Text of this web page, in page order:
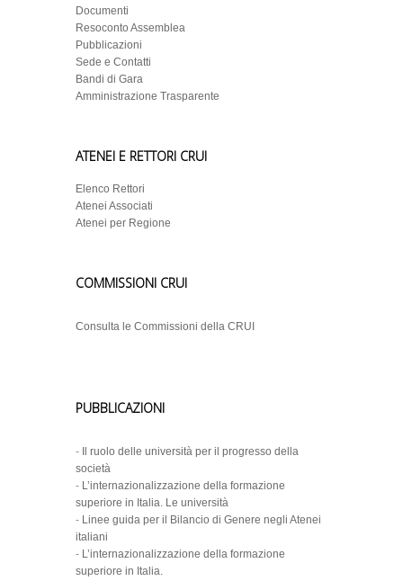
Documenti
Resoconto Assemblea
Pubblicazioni
Sede e Contatti
Bandi di Gara
Amministrazione Trasparente
ATENEI E RETTORI CRUI
Elenco Rettori
Atenei Associati
Atenei per Regione
COMMISSIONI CRUI
Consulta le Commissioni della CRUI
PUBBLICAZIONI
-
Il ruolo delle università per il progresso della
società
- L’internazionalizzazione della formazione
superiore in Italia. Le università
- Linee guida per il Bilancio di Genere negli Atenei
italiani
- L’internazionalizzazione della formazione
superiore in Italia.